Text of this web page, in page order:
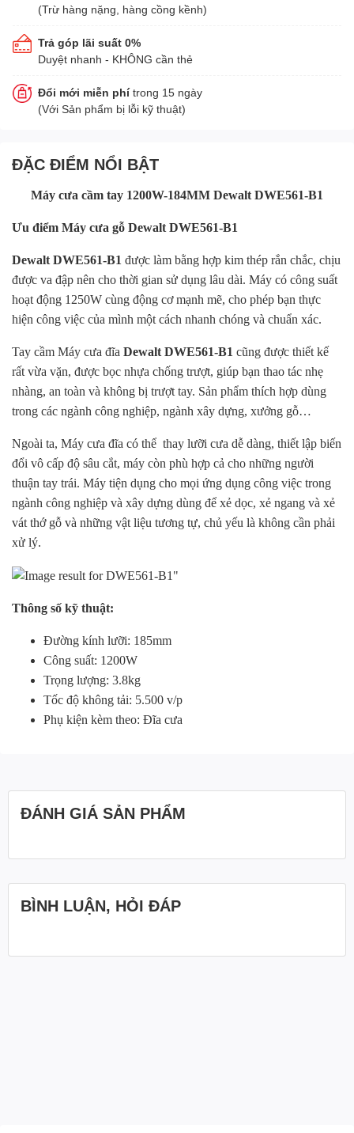
(Trừ hàng nặng, hàng cồng kềnh)
Trả góp lãi suất 0%
Duyệt nhanh - KHÔNG cần thẻ
Đổi mới miễn phítrong 15 ngày
(Với Sản phẩm bị lỗi kỹ thuật)
ĐẶC ĐIỂM NỔI BẬT
Máy cưa cầm tay 1200W-184MM Dewalt DWE561-B1
Ưu điểm Máy cưa gỗ Dewalt DWE561-B1
Dewalt DWE561-B1 được làm bằng hợp kim thép rắn chắc, chịu
được va đập nên cho thời gian sử dụng lâu dài. Máy có công suất
hoạt động 1250W cùng động cơ mạnh mẽ, cho phép bạn thực
hiện công việc của mình một cách nhanh chóng và chuẩn xác.
Tay cầm Máy cưa đĩa Dewalt DWE561-B1 cũng được thiết kế
rất vừa vặn, được bọc nhựa chống trượt, giúp bạn thao tác nhẹ
nhàng, an toàn và không bị trượt tay. Sản phẩm thích hợp dùng
trong các ngành công nghiệp, ngành xây dựng, xưởng gỗ…
Ngoài ta, Máy cưa đĩa có thể thay lưỡi cưa dễ dàng, thiết lập biến
đổi vô cấp độ sâu cắt, máy còn phù hợp cả cho những người
thuận tay trái. Máy tiện dụng cho mọi ứng dụng công việc trong
ngành công nghiệp và xây dựng dùng để xẻ dọc, xẻ ngang và xẻ
vát thớ gỗ và những vật liệu tương tự, chủ yếu là không cần phải
xử lý.
Thông số kỹ thuật:
Đường kính lưỡi: 185mm
Công suất: 1200W
Trọng lượng: 3.8kg
Tốc độ không tải: 5.500 v/p
Phụ kiện kèm theo: Đĩa cưa
ĐÁNH GIÁ SẢN PHẨM
BÌNH LUẬN, HỎI ĐÁP